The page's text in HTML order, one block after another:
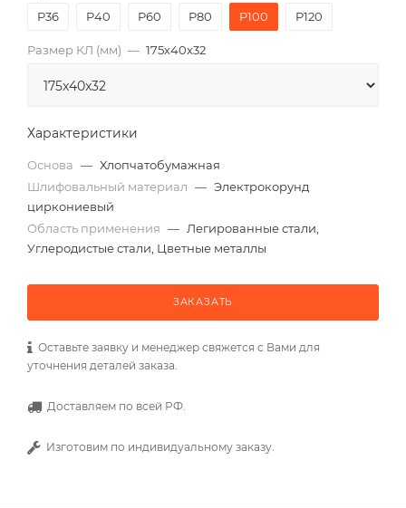
P36
P40 P60 P80 P100 P120
Размер КЛ (мм) — 175x40x32
Характеристики
Основа — Хлопчатобумажная
Шлифовальный материал — Электрокорунд
циркониевый
Область применения — Легированные стали,
Углеродистые стали, Цветные металлы
ЗАКАЗАТЬ
Оставьте заявку и менеджер свяжется с Вами для
уточнения деталей заказа.
Доставляем по всей РФ.
Изготовим по индивидуальному заказу.